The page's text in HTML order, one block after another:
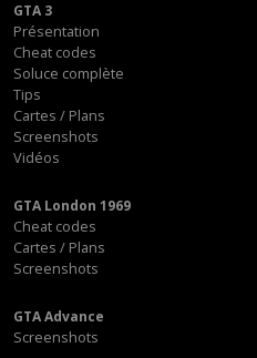
GTA 3
Présentation
Cheat codes
Soluce complète
Tips
Cartes / Plans
Screenshots
Vidéos
GTA London 1969
Cheat codes
Cartes / Plans
Screenshots
GTA Advance
Screenshots